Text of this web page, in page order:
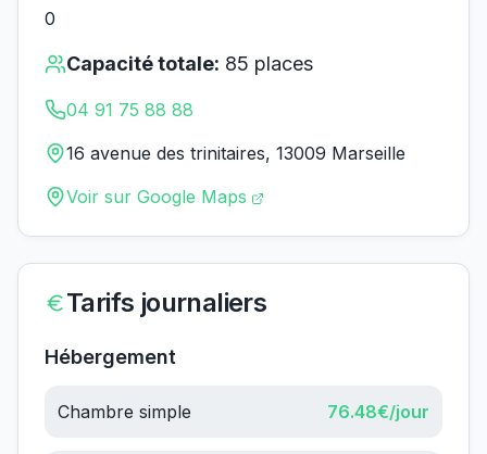
0
Capacité totale: 85 places
04 91 75 88 88
16 avenue des trinitaires, 13009 Marseille
Voir sur Google Maps
Tarifs journaliers
Hébergement
Chambre simple 76.48€/jour